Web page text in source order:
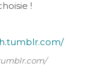
!